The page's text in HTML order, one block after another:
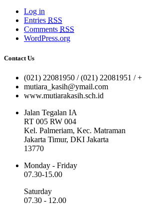
Log in
Entries RSS
Comments RSS
WordPress.org
Contact Us
(021) 22081950 / (021) 22081951 /
mutiara_kasih@ymail.com
www.mutiarakasih.sch.id
Jalan Tegalan IA
RT 005 RW 004
Kel. Palmeriam, Kec. Matraman
Jakarta Timur, DKI Jakarta
13770
Monday - Friday
07.30-15.00
Saturday
07.30 - 12.00